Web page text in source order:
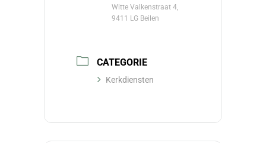
Witte Valkenstraat 4,
9411 LG Beilen
CATEGORIE
Kerkdiensten